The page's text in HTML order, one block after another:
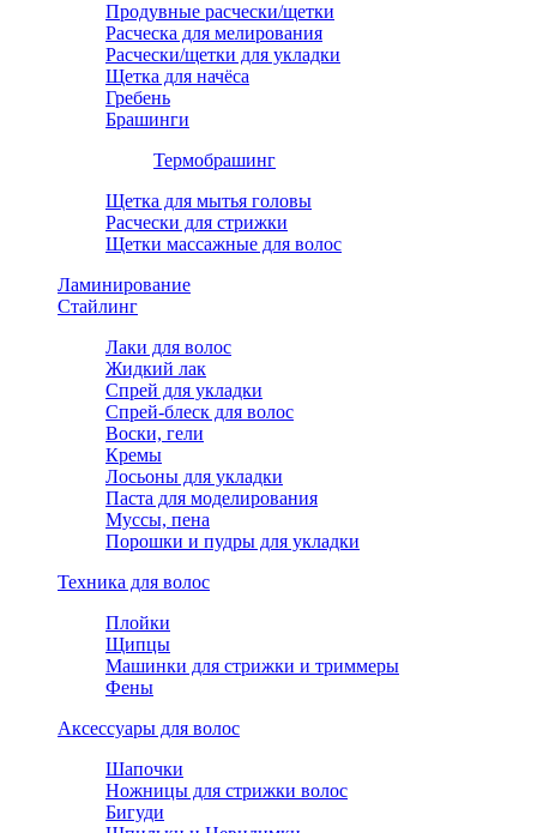
Продувные расчески/щетки
Расческа для мелирования
Расчески/щетки для укладки
Щетка для начёса
Гребень
Брашинги
Термобрашинг
Щетка для мытья головы
Расчески для стрижки
Щетки массажные для волос
Ламинирование
Стайлинг
Лаки для волос
Жидкий лак
Спрей для укладки
Спрей-блеск для волос
Воски, гели
Кремы
Лосьоны для укладки
Паста для моделирования
Муссы, пена
Порошки и пудры для укладки
Техника для волос
Плойки
Щипцы
Машинки для стрижки и триммеры
Фены
Аксессуары для волос
Шапочки
Ножницы для стрижки волос
Бигуди